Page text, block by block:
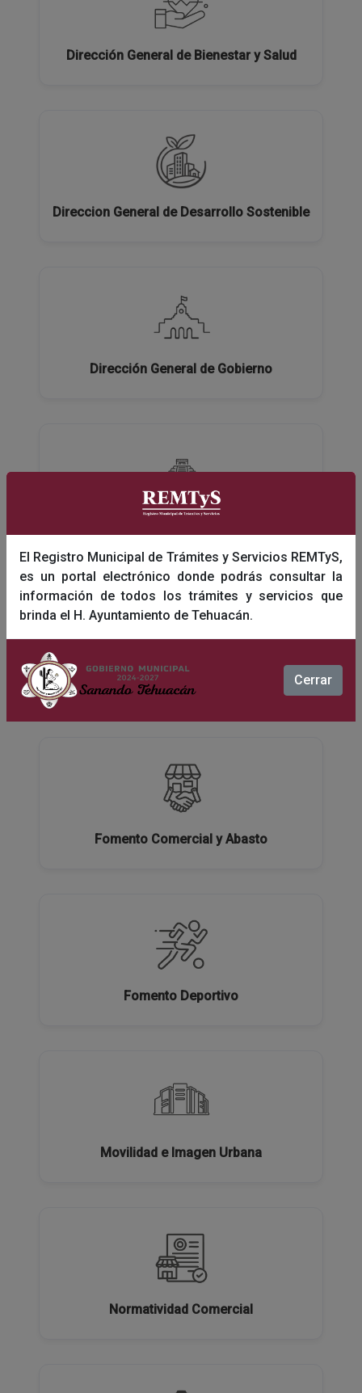
El Registro Municipal de Trámites y Servicios REMTyS,
es un portal electrónico donde podrás consultar la
información de todos los trámites y servicios que
brinda el H. Ayuntamiento de Tehuacán.
Cerrar
Dirección General de Bienestar y Salud
Direccion General de Desarrollo Sostenible
Dirección General de Gobierno
Ecología y Medio Ambiente
Fomento Comercial y Abasto
Fomento Deportivo
Movilidad e Imagen Urbana
Normatividad Comercial